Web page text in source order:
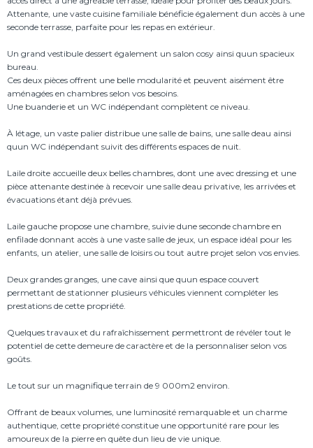
Attenante, une vaste cuisine familiale bénéficie également dun accès à une
seconde terrasse, parfaite pour les repas en extérieur.
Un grand vestibule dessert également un salon cosy ainsi quun spacieux
bureau.
Ces deux pièces offrent une belle modularité et peuvent aisément être
aménagées en chambres selon vos besoins.
Une buanderie et un WC indépendant complètent ce niveau.
À létage, un vaste palier distribue une salle de bains, une salle deau ainsi
quun WC indépendant suivit des différents espaces de nuit.
Laile droite accueille deux belles chambres, dont une avec dressing et une
pièce attenante destinée à recevoir une salle deau privative, les arrivées et
évacuations étant déjà prévues.
Laile gauche propose une chambre, suivie dune seconde chambre en
enfilade donnant accès à une vaste salle de jeux, un espace idéal pour les
enfants, un atelier, une salle de loisirs ou tout autre projet selon vos envies.
Deux grandes granges, une cave ainsi que quun espace couvert
permettant de stationner plusieurs véhicules viennent compléter les
prestations de cette propriété.
Quelques travaux et du rafraîchissement permettront de révéler tout le
potentiel de cette demeure de caractère et de la personnaliser selon vos
goûts.
Le tout sur un magnifique terrain de 9 000m2 environ.
Offrant de beaux volumes, une luminosité remarquable et un charme
authentique, cette propriété constitue une opportunité rare pour les
amoureux de la pierre en quête dun lieu de vie unique.